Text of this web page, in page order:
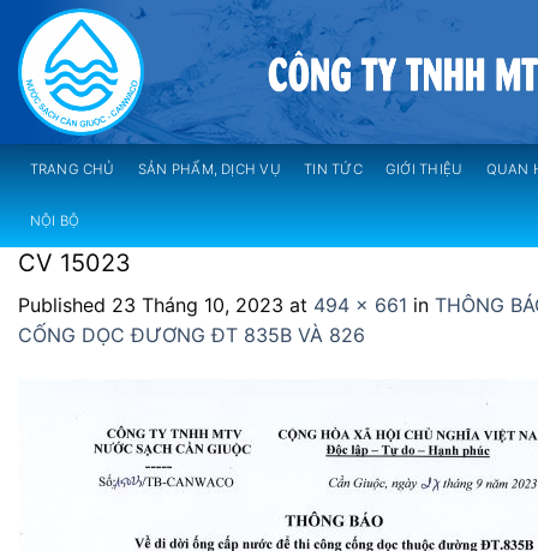
content
TRANG CHỦ SẢN PHẨM, DỊCH VỤ TIN TỨC GIỚI THIỆU QUAN
NỘI BỘ
CV 15023
Published 23 Tháng 10, 2023 at 494 × 661 in THÔNG
CỐNG DỌC ĐƯƠNG ĐT 835B VÀ 826